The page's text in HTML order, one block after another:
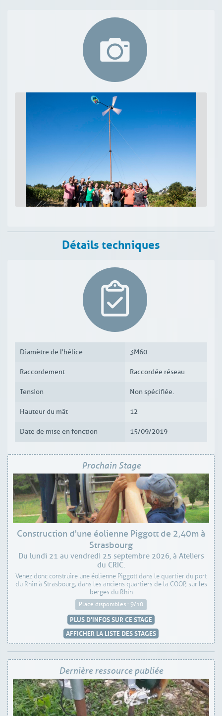
Détails techniques
Diamètre de l'hélice 3M60
Raccordement Raccordée réseau
Tension Non spécifiée.
Hauteur du mât 12
Date de mise en fonction 15/09/2019
Prochain Stage
Construction d'une éolienne Piggott de 2,40m à
Strasbourg
Du lundi 21 au vendredi 25 septembre 2026, à Ateliers
du CRIC.
Venez donc construire une éolienne Piggott dans le quartier du port
du Rhin à Strasbourg, dans les anciens quartiers de la COOP, sur les
berges du Rhin
Place disponibles : 9/10
PLUS D'INFOS SUR CE STAGE
AFFICHER LA LISTE DES STAGES
Dernière ressource publiée